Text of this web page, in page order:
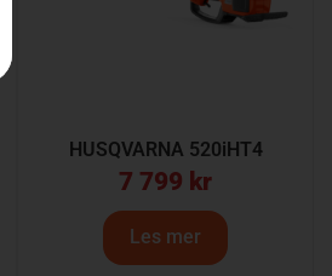
HUSQVARNA 520iHT4
7 799 kr
Les mer